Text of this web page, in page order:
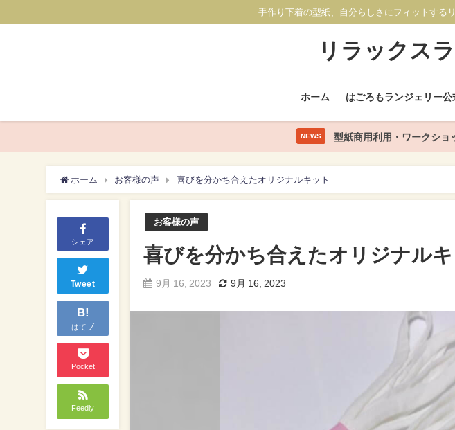
手作り下着の型紙、自分らしさにフィットする
リラックス
ホーム はごろもランジェリー公
NEWS 型紙商用利用・ワークシ
ホーム お客様の声 喜びを分かち合えたオリジナルキット
シェア
Tweet
B!
はてブ
Pocket
Feedly
お客様の声
喜びを分かち合えたオリジナルキ
9月 16, 2023 9月 16, 2023